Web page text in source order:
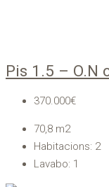
Pis 1.5 – O.N
370.000€
70,8 m2
Habitacions: 2
Lavabo: 1